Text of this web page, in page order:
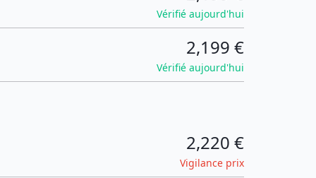
Vérifié aujourd'hui
2,199 €
Vérifié aujourd'hui
2,220 €
Vigilance prix